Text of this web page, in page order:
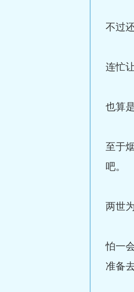
不过
连忙
也算
至于
吧。
两世
怕一
准备